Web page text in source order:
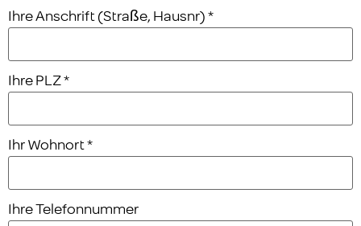
Ihre Anschrift (Straße, Hausnr)*
Ihre PLZ*
Ihr Wohnort*
Ihre Telefonnummer